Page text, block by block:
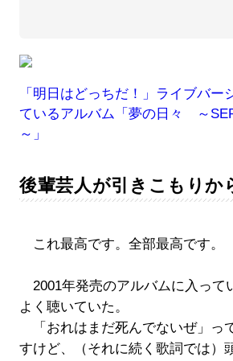
「明日はどっちだ！」ライブバー
ているアルバム「 夢の日々 ～
～ 」
後輩芸人が引きこもりか
これ最高です。全部最高です。
2001年発売のアルバムに入って
よく聴いていた。
「おれはまだ死んでないぜ」っ
すけど、（それに続く歌詞では）